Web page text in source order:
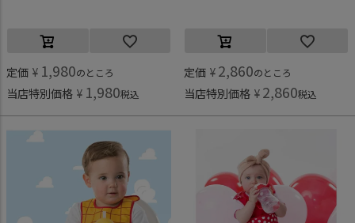
定価 ¥ 1,980のところ
当店特別価格 ¥ 1,980税込
定価 ¥ 2,860のところ
当店特別価格 ¥ 2,860税込